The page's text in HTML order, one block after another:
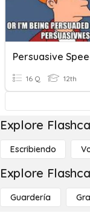
Persuasive
16 Q 12th
Explore
Escribiendo
Explore
Guardería